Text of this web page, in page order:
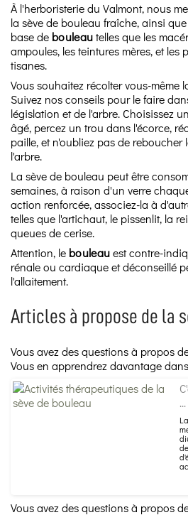
À l'herboristerie du Valmont, nous
la sève de bouleau fraîche, ainsi
base de bouleautelles que les
ampoules, les teintures mères, et les
tisanes.
Vous souhaitez récolter vous-même
Suivez nos conseils pour le faire
législation et de l'arbre. Choisissez un
âgé, percez un trou dans l'écorce,
paille, et n'oubliez pas de
l'arbre.
La sève de bouleau peut être
semaines, à raison d'un verre
action renforcée, associez-la à
telles que l'artichaut, le pissenlit, la
queues de cerise.
Attention, le bouleauest contre-
rénale ou cardiaque et déconseillé
l'allaitement.
Articles à propose de la
Vous avez des questions à propos
Vous en apprendrez davantage
Vous avez des questions à propos